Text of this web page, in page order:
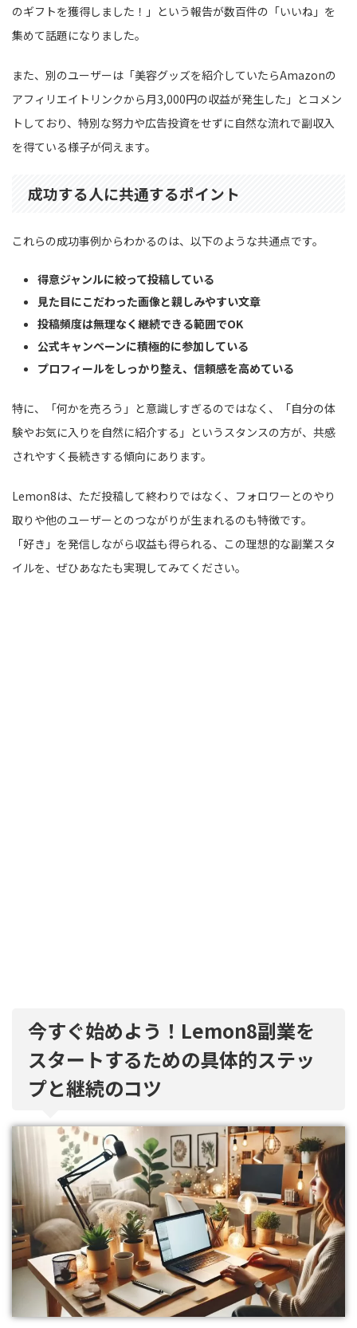
のギフトを獲得しました！」という報告が数百件の「いいね」を
集めて話題になりました。
また、別のユーザーは「美容グッズを紹介していたらAmazonの
アフィリエイトリンクから月3,000円の収益が発生した」とコメン
トしており、特別な努力や広告投資をせずに自然な流れで副収入
を得ている様子が伺えます。
成功する人に共通するポイント
これらの成功事例からわかるのは、以下のような共通点です。
得意ジャンルに絞って投稿している
見た目にこだわった画像と親しみやすい文章
投稿頻度は無理なく継続できる範囲でOK
公式キャンペーンに積極的に参加している
プロフィールをしっかり整え、信頼感を高めている
特に、「何かを売ろう」と意識しすぎるのではなく、「自分の体
験やお気に入りを自然に紹介する」というスタンスの方が、共感
されやすく長続きする傾向にあります。
Lemon8は、ただ投稿して終わりではなく、フォロワーとのやり
取りや他のユーザーとのつながりが生まれるのも特徴です。
「好き」を発信しながら収益も得られる、この理想的な副業スタ
イルを、ぜひあなたも実現してみてください。
今すぐ始めよう！Lemon8副業を
スタートするための具体的ステッ
プと継続のコツ